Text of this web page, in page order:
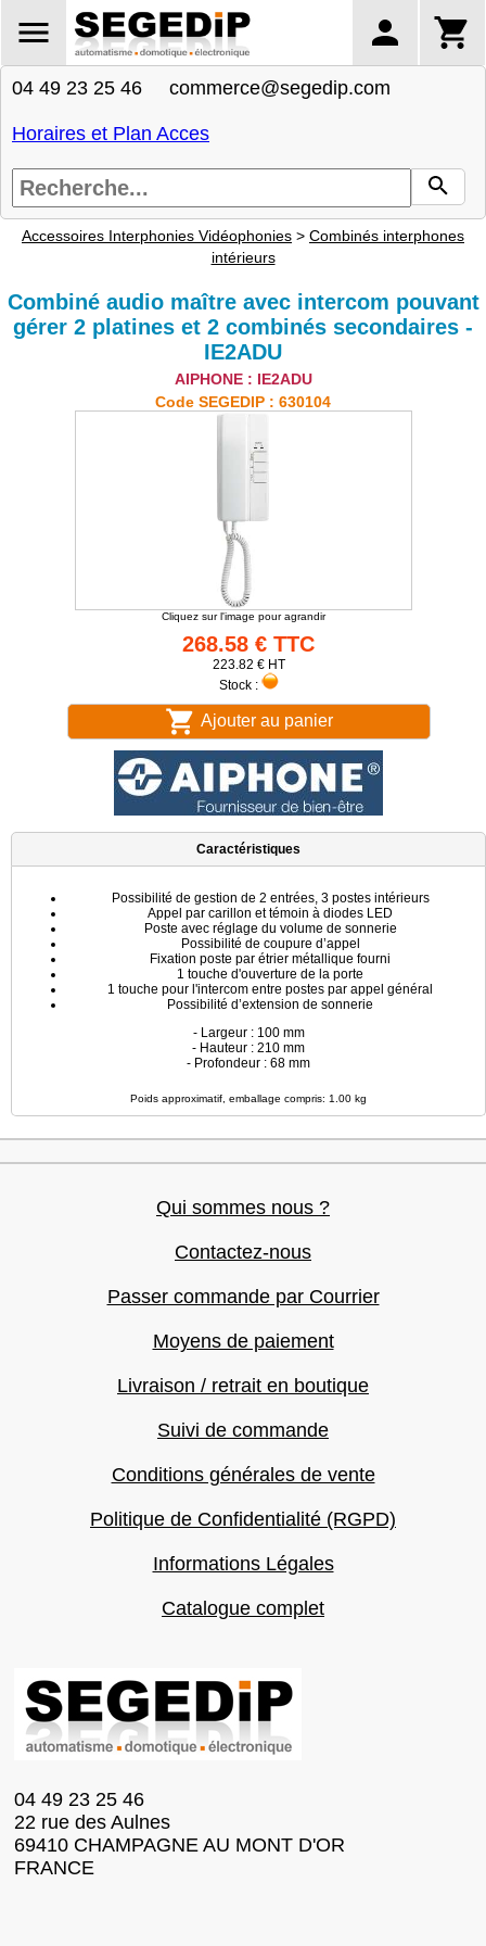
04 49 23 25 46 commerce@segedip.com
Horaires et Plan Acces
Accessoires Interphonies Vidéophonies > Combinés interphones
intérieurs
Combiné audio maître avec intercom pouvant
gérer 2 platines et 2 combinés secondaires -
IE2ADU
AIPHONE : IE2ADU
Code SEGEDIP : 630104
Cliquez sur l'image pour agrandir
268.58 € TTC
223.82 € HT
Stock :
Ajouter au panier
Caractéristiques
Possibilité de gestion de 2 entrées, 3 postes intérieurs
Appel par carillon et témoin à diodes LED
Poste avec réglage du volume de sonnerie
Possibilité de coupure d’appel
Fixation poste par étrier métallique fourni
1 touche d'ouverture de la porte
1 touche pour l'intercom entre postes par appel général
Possibilité d’extension de sonnerie
- Largeur : 100 mm
- Hauteur : 210 mm
- Profondeur : 68 mm
Poids approximatif, emballage compris: 1.00 kg
Qui sommes nous ?
Contactez-nous
Passer commande par Courrier
Moyens de paiement
Livraison / retrait en boutique
Suivi de commande
Conditions générales de vente
Politique de Confidentialité (RGPD)
Informations Légales
Catalogue complet
04 49 23 25 46
22 rue des Aulnes
69410 CHAMPAGNE AU MONT D'OR
FRANCE